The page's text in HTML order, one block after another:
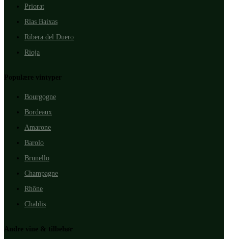
Priorat
Rìas Baixas
Ribera del Duero
Rioja
Populære vintyper
Bourgogne
Bordeaux
Amarone
Barolo
Brunello
Champagne
Rhône
Chablis
Andre vine & tilbehør